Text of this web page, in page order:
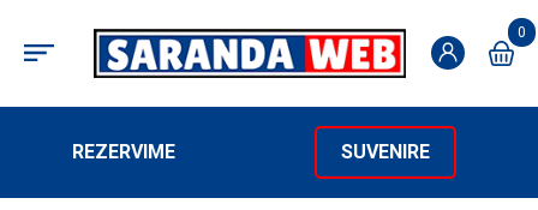
0
REZERVIME SUVENIRE